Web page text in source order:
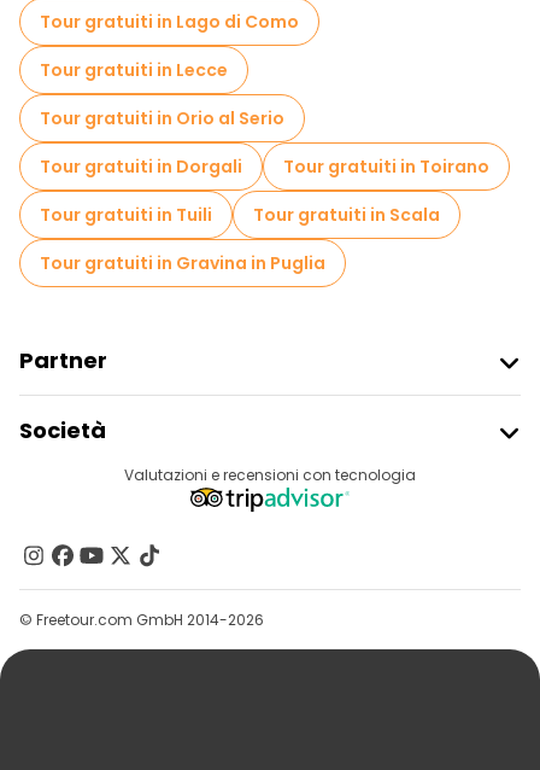
Tour gratuiti in Lago di Como
Tour gratuiti in Lecce
Tour gratuiti in Orio al Serio
Tour gratuiti in Dorgali
Tour gratuiti in Toirano
Tour gratuiti in Tuili
Tour gratuiti in Scala
Tour gratuiti in Gravina in Puglia
Partner
Accesso Del Fornitore
Programma Di Affiliazione
Società
Destinazioni
Contattaci
Gruppi
Aiuto
Valutazioni e recensioni con tecnologia
© Freetour.com GmbH 2014-2026